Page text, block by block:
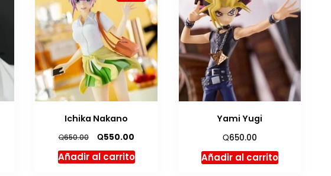
Ichika Nakano
Q650.00
precio
original
Q550.00El
precio
actual
Añadir al carrito
Yami Yugi
Q650.00
Añadir al carrito